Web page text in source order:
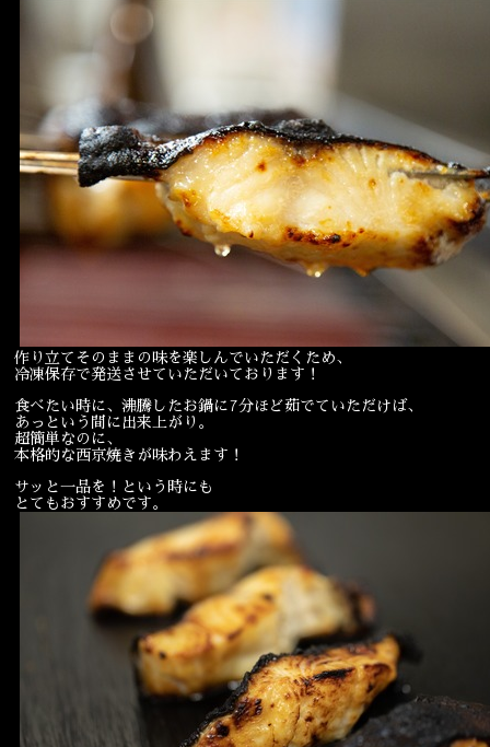
作り立てそのままの味を楽しんでいただくため、
冷凍保存で発送させていただいております！
食べたい時に、沸騰したお鍋に7分ほど茹でていただけば、
あっという間に出来上がり。
超簡単なのに、
本格的な西京焼きが味わえます！
サッと一品を！という時にも
とてもおすすめです。